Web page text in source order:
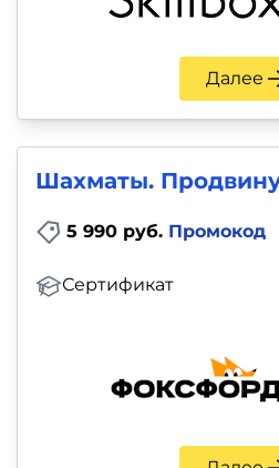
Далее
Шахматы.
5 990 руб. Промокод
Сертификат